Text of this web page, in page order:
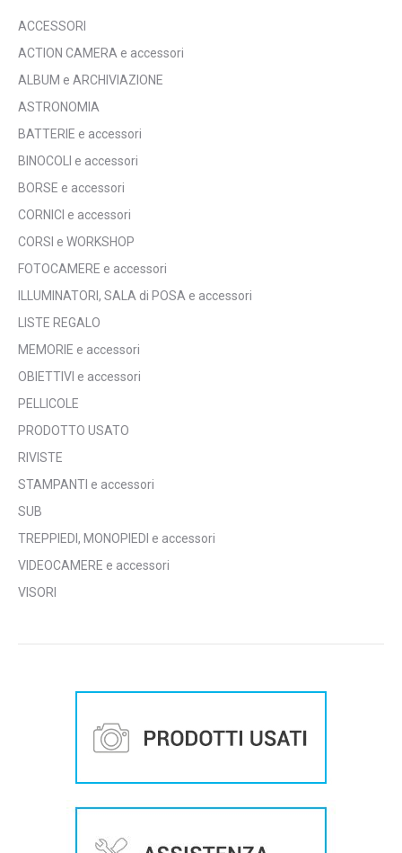
ACCESSORI
ACTION CAMERA e accessori
ALBUM e ARCHIVIAZIONE
ASTRONOMIA
BATTERIE e accessori
BINOCOLI e accessori
BORSE e accessori
CORNICI e accessori
CORSI e WORKSHOP
FOTOCAMERE e accessori
ILLUMINATORI, SALA di POSA e accessori
LISTE REGALO
MEMORIE e accessori
OBIETTIVI e accessori
PELLICOLE
PRODOTTO USATO
RIVISTE
STAMPANTI e accessori
SUB
TREPPIEDI, MONOPIEDI e accessori
VIDEOCAMERE e accessori
VISORI